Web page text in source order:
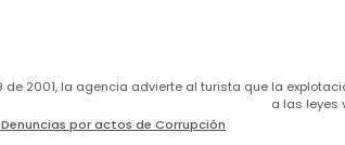
de 2001, la agencia advierte al turista que la
a las leyes
por actos de Corrupción